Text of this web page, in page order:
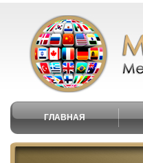
ГЛАВНАЯ